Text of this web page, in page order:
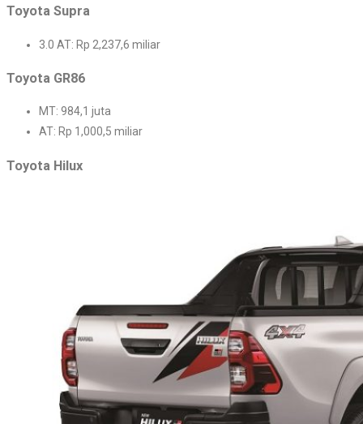
Toyota Supra
3.0 AT: Rp 2,237,6 miliar
Toyota GR86
MT: 984,1 juta
AT: Rp 1,000,5 miliar
Toyota Hilux